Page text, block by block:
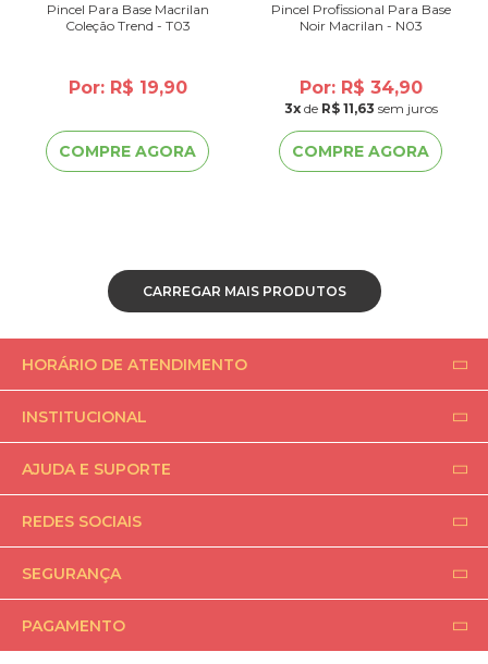
Pincel Para Base Macrilan
Coleção Trend - T03
Por: R$ 19,90
COMPRE AGORA
Pincel Profissional Para Base
Noir Macrilan - N03
Por: R$ 34,90
3xde R$ 11,63 sem juros
COMPRE AGORA
CARREGAR MAIS PRODUTOS
HORÁRIO DE ATENDIMENTO
INSTITUCIONAL
AJUDA E SUPORTE
REDES SOCIAIS
SEGURANÇA
PAGAMENTO